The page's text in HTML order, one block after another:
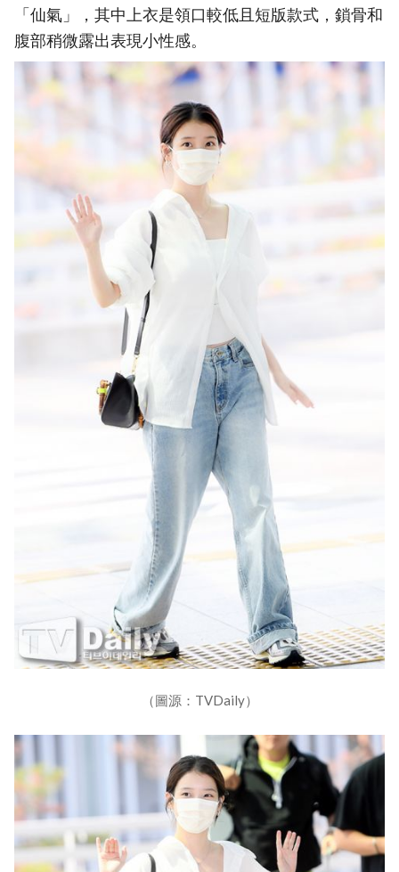
「仙氣」，其中上衣是領口較低且短版款式，鎖骨和
腹部稍微露出表現小性感。
（圖源：TVDaily）